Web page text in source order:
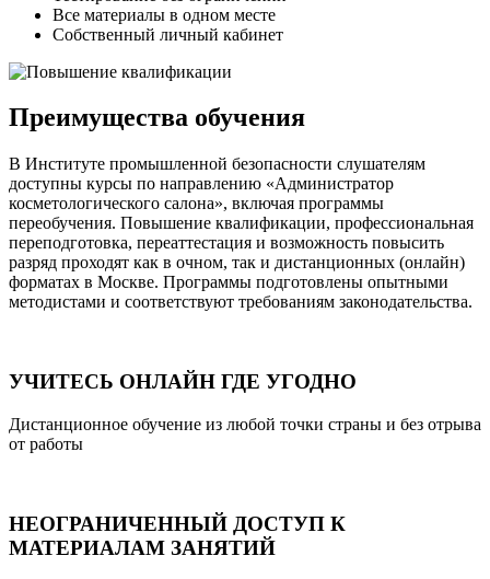
Все материалы в одном месте
Собственный личный кабинет
Преимущества обучения
В Институте промышленной безопасности слушателям
доступны курсы по направлению «Администратор
косметологического салона», включая программы
переобучения. Повышение квалификации, профессиональная
переподготовка, переаттестация и возможность повысить
разряд проходят как в очном, так и дистанционных (онлайн)
форматах в Москве. Программы подготовлены опытными
методистами и соответствуют требованиям законодательства.
УЧИТЕСЬ ОНЛАЙН ГДЕ УГОДНО
Дистанционное обучение из любой точки страны и без отрыва
от работы
НЕОГРАНИЧЕННЫЙ ДОСТУП К
МАТЕРИАЛАМ ЗАНЯТИЙ